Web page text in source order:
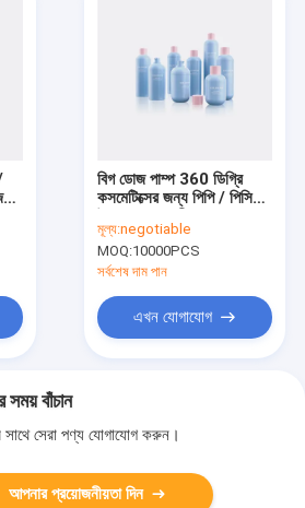
বিগ ডোজ পাম্প 360 ডিগ্রি
কসমেটিক্সের জন্য পিপি / পিসিআর
বিতরণ করে
মূল্য:negotiable
MOQ:10000PCS
সর্বশেষ দাম পান
এখন যোগাযোগ
বাঁচান
সাথে সেরা পণ্য যোগাযোগ করুন।
আপনার প্রয়োজনীয়তা দিন